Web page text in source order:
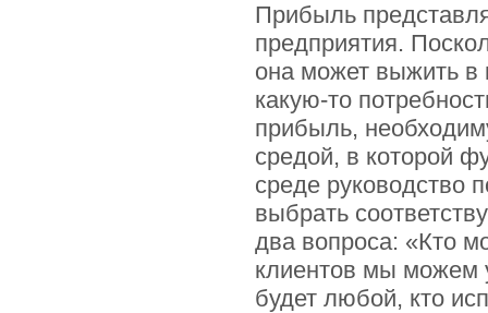
Прибыль
предприятия.
она может выжить в
какую-то
прибыль,
средой, в которой
среде руководство
выбрать
два вопроса: «Кто
клиентов мы можем
будет любой, кто